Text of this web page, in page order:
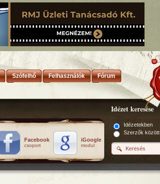
Szófelhő Felhasználók Fórum
Facebook
csoport
iGoogle
modul
Idézet keresése
Idézetekben
Szerzők között